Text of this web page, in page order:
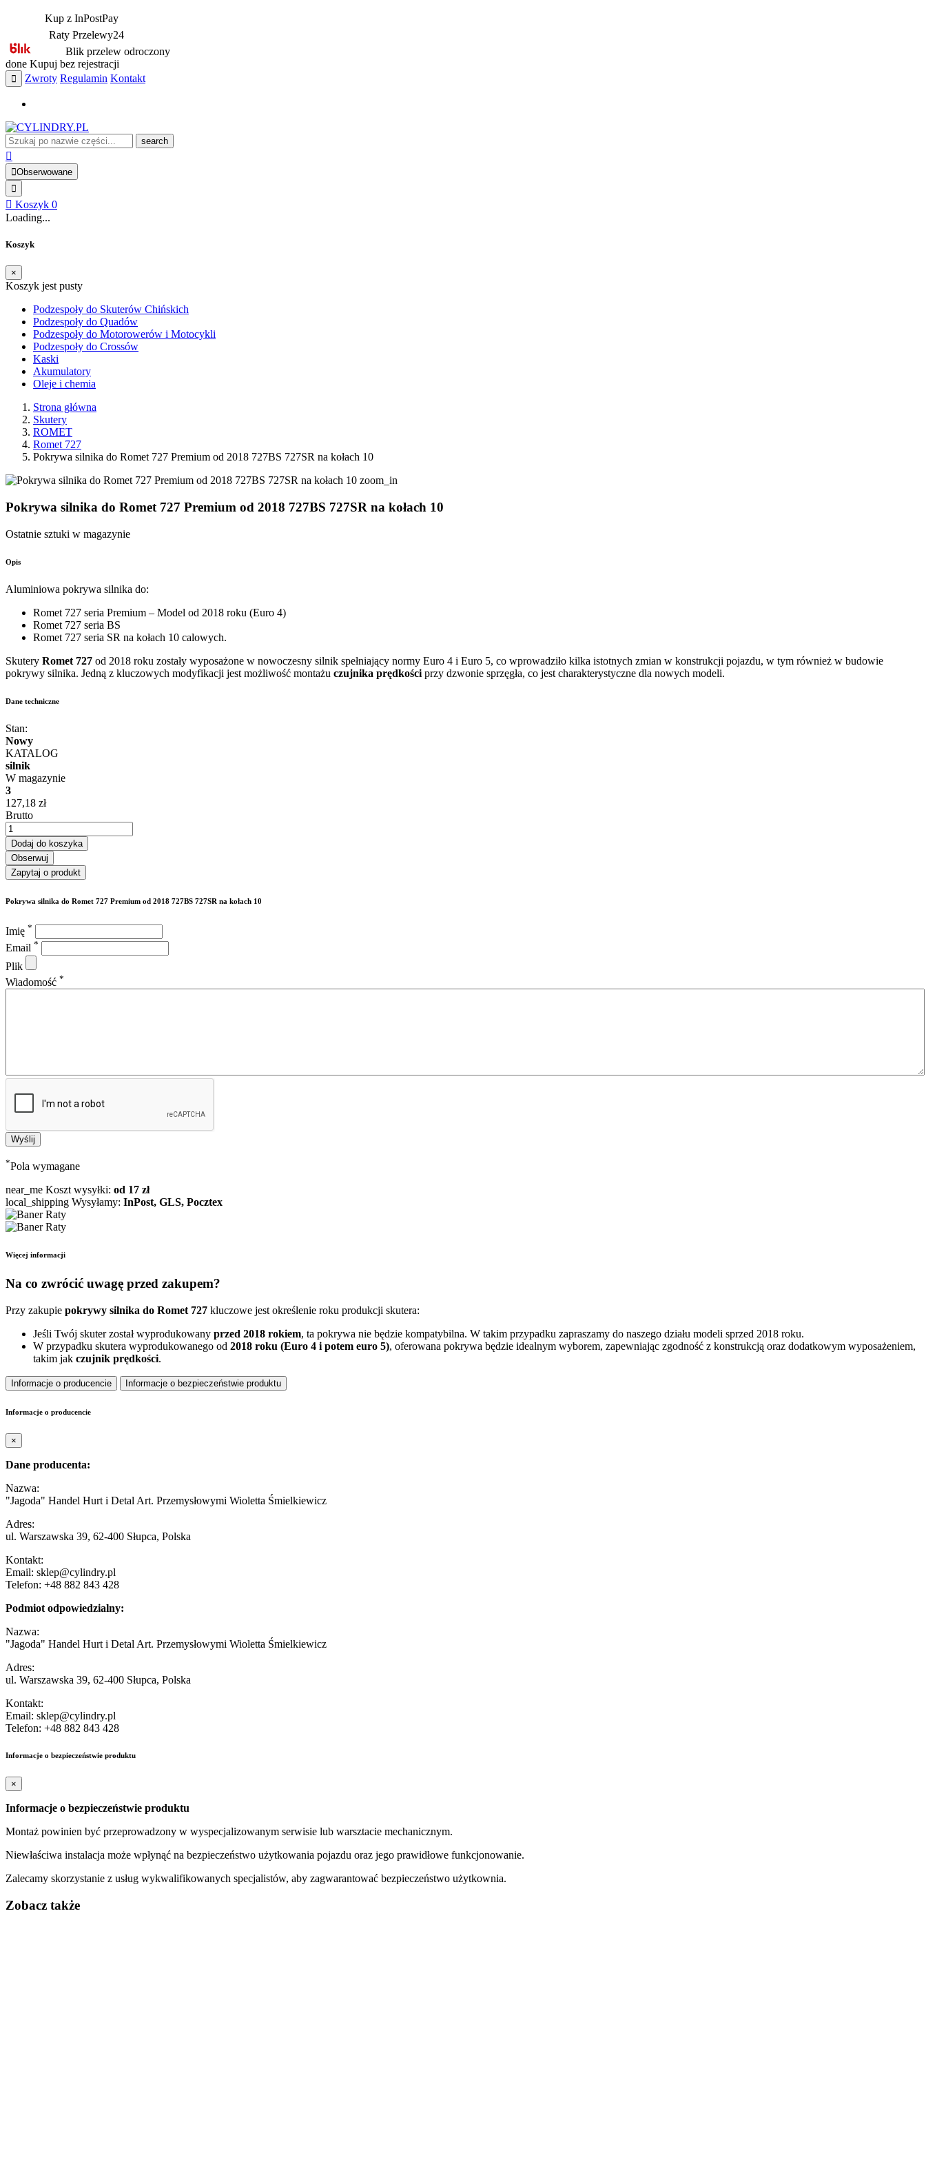
Kup z InPostPay
Raty Przelewy24
Blik przelew odroczony
done Kupuj bez rejestracji
Zwroty Regulamin Kontakt
search
Obserwowane
Koszyk 0
Loading...
Koszyk
×
Koszyk jest pusty
Podzespoły do Skuterów Chińskich
Podzespoły do Quadów
Podzespoły do Motorowerów i Motocykli
Podzespoły do Crossów
Kaski
Akumulatory
Oleje i chemia
Strona główna
Skutery
ROMET
Romet 727
Pokrywa silnika do Romet 727 Premium od 2018 727BS 727SR na kołach 10
zoom_in
Pokrywa silnika do Romet 727 Premium od 2018 727BS 727SR na kołach 10
Ostatnie sztuki w magazynie
Opis
Aluminiowa pokrywa silnika do:
Romet 727 seria Premium – Model od 2018 roku (Euro 4)
Romet 727 seria BS
Romet 727 seria SR na kołach 10 calowych.
Skutery Romet 727 od 2018 roku zostały wyposażone w nowoczesny silnik spełniający normy Euro 4 i Euro 5, co wprowadziło kilka istotnych zmian w konstrukcji pojazdu, w tym również w budowie
pokrywy silnika. Jedną z kluczowych modyfikacji jest możliwość montażu czujnika prędkości przy dzwonie sprzęgła, co jest charakterystyczne dla nowych modeli.
Dane techniczne
Stan:
Nowy
KATALOG
silnik
W magazynie
3
127,18 zł
Brutto
Dodaj do koszyka
Obserwuj
Zapytaj o produkt
Pokrywa silnika do Romet 727 Premium od 2018 727BS 727SR na kołach 10
Imię *
Email *
Plik
Wiadomość *
*Pola wymagane
near_me Koszt wysyłki: od 17 zł
local_shipping Wysyłamy: InPost, GLS, Pocztex
Więcej informacji
Na co zwrócić uwagę przed zakupem?
Przy zakupie pokrywy silnika do Romet 727 kluczowe jest określenie roku produkcji skutera:
Jeśli Twój skuter został wyprodukowany przed 2018 rokiem, ta pokrywa nie będzie kompatybilna. W takim przypadku zapraszamy do naszego działu modeli sprzed 2018 roku.
W przypadku skutera wyprodukowanego od 2018 roku (Euro 4 i potem euro 5), oferowana pokrywa będzie idealnym wyborem, zapewniając zgodność z konstrukcją oraz dodatkowym wyposażeniem,
takim jak czujnik prędkości.
Informacje o producencie Informacje o bezpieczeństwie produktu
Informacje o producencie
×
Dane producenta:
Nazwa:
"Jagoda" Handel Hurt i Detal Art. Przemysłowymi Wioletta Śmielkiewicz
Adres:
ul. Warszawska 39, 62-400 Słupca, Polska
Kontakt:
Email: sklep@cylindry.pl
Telefon: +48 882 843 428
Podmiot odpowiedzialny:
Nazwa:
"Jagoda" Handel Hurt i Detal Art. Przemysłowymi Wioletta Śmielkiewicz
Adres:
ul. Warszawska 39, 62-400 Słupca, Polska
Kontakt:
Email: sklep@cylindry.pl
Telefon: +48 882 843 428
Informacje o bezpieczeństwie produktu
×
Informacje o bezpieczeństwie produktu
Montaż powinien być przeprowadzony w wyspecjalizowanym serwisie lub warsztacie mechanicznym.
Niewłaściwa instalacja może wpłynąć na bezpieczeństwo użytkowania pojazdu oraz jego prawidłowe funkcjonowanie.
Zalecamy skorzystanie z usług wykwalifikowanych specjalistów, aby zagwarantować bezpieczeństwo użytkownia.
Zobacz także